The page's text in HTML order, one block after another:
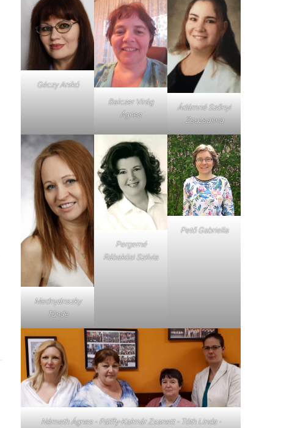
Géczy Anikó
Balczer Virág
Ágnes
Ádámné Szőnyi
Zsuzsanna
Mednyánszky
Tünde
Pergerné
Rábaközi Szilvia
Pető Gabriella
Németh Ágnes - Pálffy-Kalmár Zsanett - Tóth Linda -